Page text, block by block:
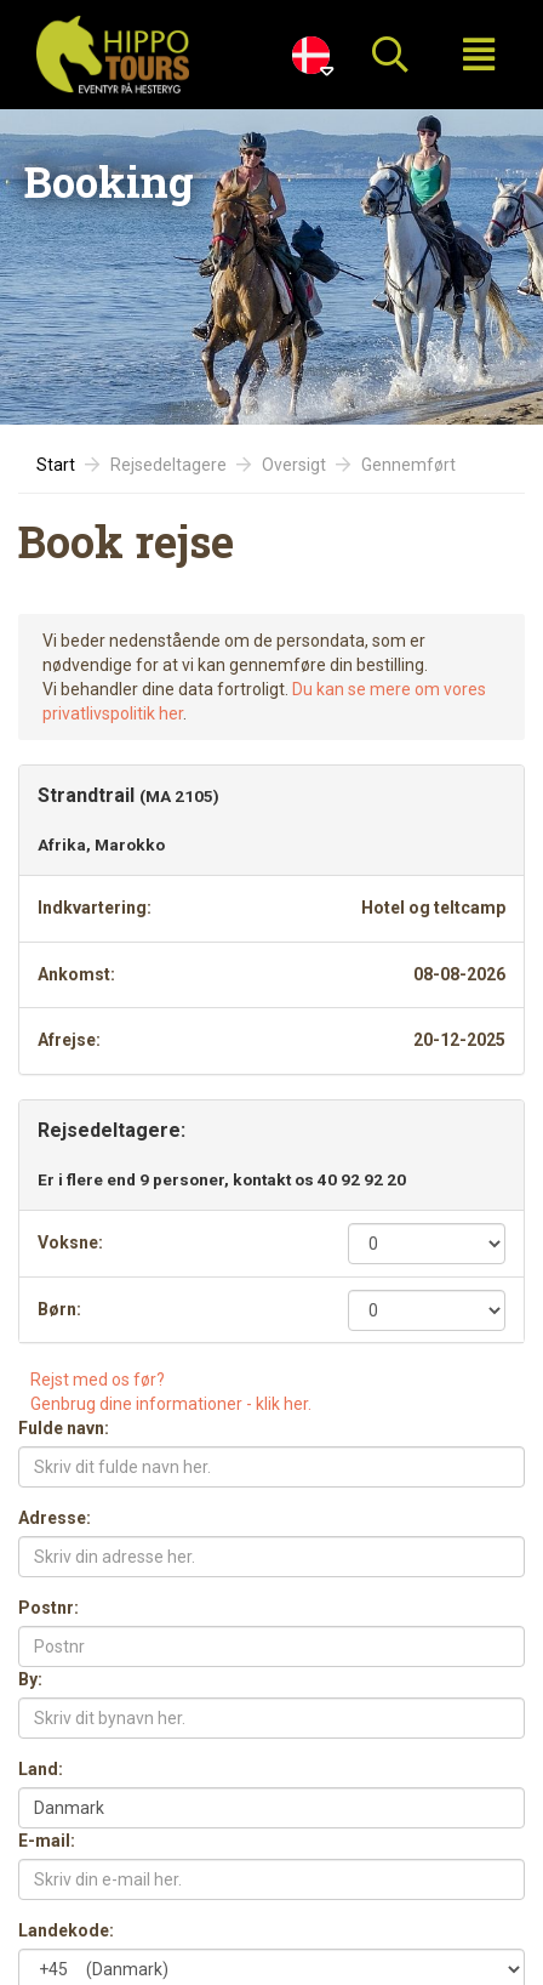

Booking
Start Rejsedeltagere Oversigt Gennemført
Book rejse
Vi beder nedenstående om de persondata, som er
nødvendige for at vi kan gennemføre din bestilling.
Vi behandler dine data fortroligt. Du kan se mere om vores
privatlivspolitik her.
Strandtrail (MA 2105)
Afrika, Marokko
Indkvartering: Hotel og teltcamp
Ankomst: 08-08-2026
Afrejse: 20-12-2025
Rejsedeltagere:
Er i flere end 9 personer, kontakt os 40 92 92 20
Voksne:
Børn:
Rejst med os før?
Genbrug dine informationer - klik her.
Fulde navn:
Adresse:
Postnr:
By:
Land:
E-mail:
Landekode: